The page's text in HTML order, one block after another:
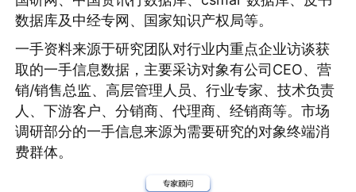
数据库及中经专网、国家知识产权局等。
一手资料来源于研究团队对行业内重点企业访谈获
取的一手信息数据，主要采访对象有公司CEO、营
销/销售总监、高层管理人员、行业专家、技术负责
人、下游客户、分销商、代理商、经销商等。市场
调研部分的一手信息来源为需要研究的对象终端消
费群体。